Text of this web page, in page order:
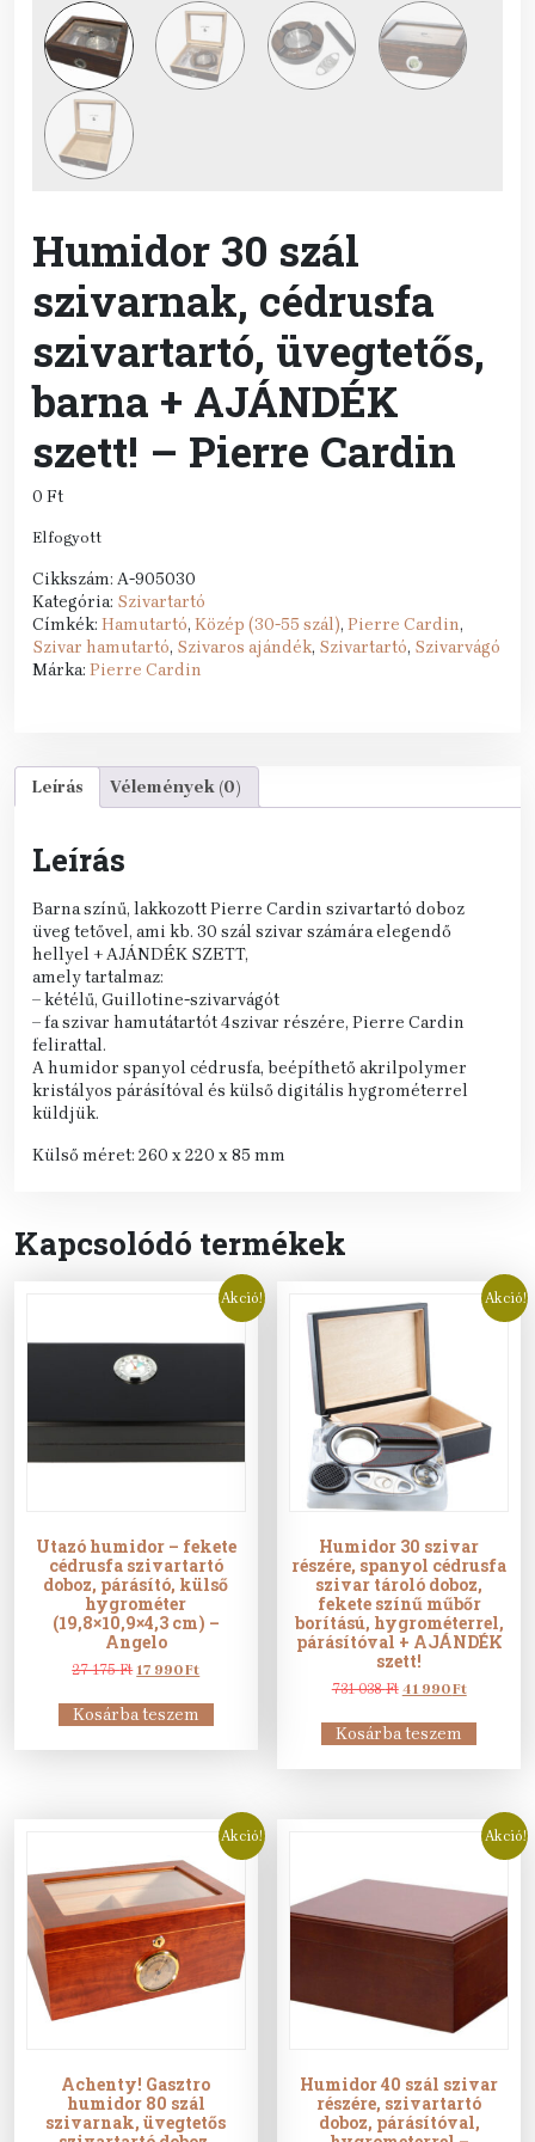
Humidor 30 szál
szivarnak, cédrusfa
szivartartó, üvegtetős,
barna + AJÁNDÉK
szett! – Pierre Cardin
0 Ft
Elfogyott
Cikkszám: A-905030
Kategória: Szivartartó
Címkék: Hamutartó, Közép (30-55 szál), Pierre Cardin,
Szivar hamutartó, Szivaros ajándék, Szivartartó, Szivarvágó
Márka: Pierre Cardin
Leírás Vélemények (0)
Leírás
Barna színű, lakkozott Pierre Cardin szivartartó doboz
üveg tetővel, ami kb. 30 szál szivar számára elegendő
hellyel + AJÁNDÉK SZETT,
amely tartalmaz:
– kétélű, Guillotine-szivarvágót
– fa szivar hamutátartót 4szivar részére, Pierre Cardin
felirattal.
A humidor spanyol cédrusfa, beépíthető akrilpolymer
kristályos párásítóval és külső digitális hygrométerrel
küldjük.
Külső méret: 260 x 220 x 85 mm
Kapcsolódó termékek
Akció!
Utazó humidor – fekete
cédrusfa szivartartó
doboz, párásító, külső
hygrométer
(19,8×10,9×4,3 cm) –
Angelo
27 175Ft Original
was:
27
17 990FtCurrent
is:
17
Kosárba teszem
Akció!
Humidor 30 szivar
részére, spanyol cédrusfa
szivar tároló doboz,
fekete színű műbőr
borítású, hygrométerrel,
párásítóval + AJÁNDÉK
szett!
731 038Ft Original
was:
731
41 990FtCurrent
is:
41
Kosárba teszem
Akció!
Achenty! Gasztro
humidor 80 szál
szivarnak, üvegtetős
Akció!
Humidor 40 szál szivar
részére, szivartartó
doboz, párásítóval,